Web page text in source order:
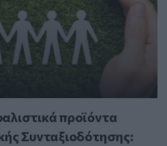
προϊόντα
Συνταξιοδότησης: